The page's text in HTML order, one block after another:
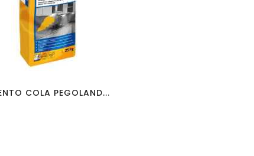
favorite_border visibility
COLA PEGOLAND...